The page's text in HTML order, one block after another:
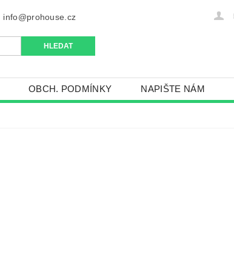
info@prohouse.cz
OBCH. PODMÍNKY NAPIŠTE NÁM